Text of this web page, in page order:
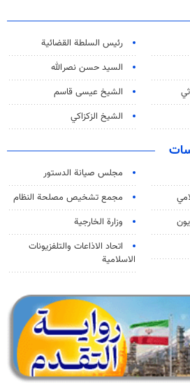
رئیس السلطة القضائیة
السيد حسن نصرالله
الشيخ عيسى قاسم
الشيخ الزكزاكي
مجلس صيانة الدستور
مجمع تشخيص مصلحة النظام
وزارة الخارجية
اتحاد الاذاعات والتلفزيونات
الاسلامية